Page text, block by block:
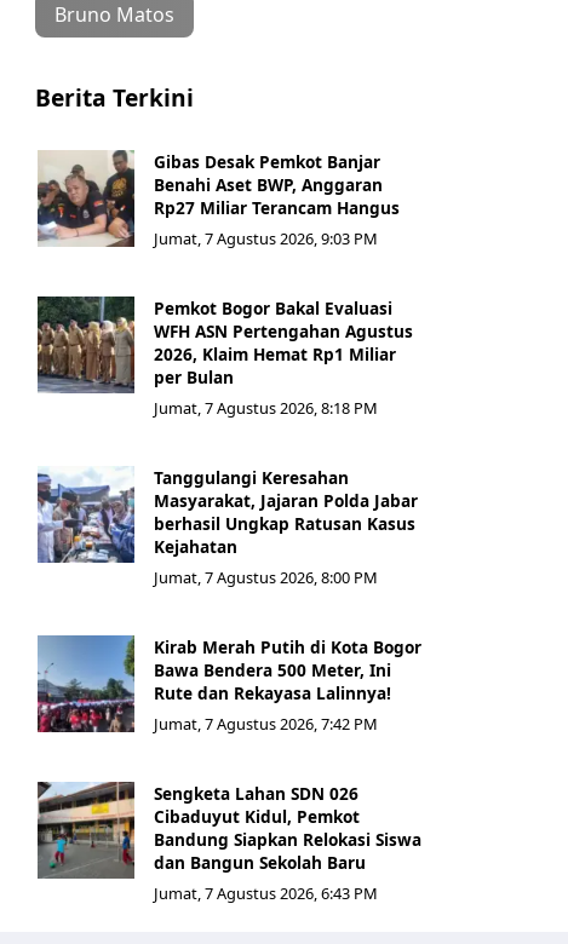
Bruno Matos
Berita Terkini
Gibas Desak Pemkot Banjar
Benahi Aset BWP, Anggaran
Rp27 Miliar Terancam Hangus
Jumat, 7 Agustus 2026, 9:03 PM
Pemkot Bogor Bakal Evaluasi
WFH ASN Pertengahan Agustus
2026, Klaim Hemat Rp1 Miliar
per Bulan
Jumat, 7 Agustus 2026, 8:18 PM
Tanggulangi Keresahan
Masyarakat, Jajaran Polda Jabar
berhasil Ungkap Ratusan Kasus
Kejahatan
Jumat, 7 Agustus 2026, 8:00 PM
Kirab Merah Putih di Kota Bogor
Bawa Bendera 500 Meter, Ini
Rute dan Rekayasa Lalinnya!
Jumat, 7 Agustus 2026, 7:42 PM
Sengketa Lahan SDN 026
Cibaduyut Kidul, Pemkot
Bandung Siapkan Relokasi Siswa
dan Bangun Sekolah Baru
Jumat, 7 Agustus 2026, 6:43 PM